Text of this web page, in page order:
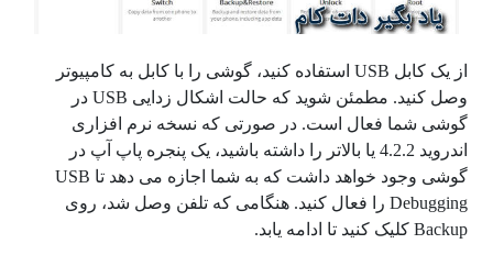
از یک کابل USB استفاده کنید، گوشی را با کابل به کامپیوتر
وصل کنید. مطمئن شوید که حالت اشکال زدایی USB در
گوشی شما فعال است. در صورتی که نسخه نرم افزاری
اندروید 4.2.2 یا بالاتر را داشته باشید، یک پنجره پاپ آپ در
گوشی وجود خواهد داشت که به شما اجازه می دهد تا USB
Debugging را فعال کنید. هنگامی که تلفن وصل شد، روی
Backup کلیک کنید تا ادامه یابد.